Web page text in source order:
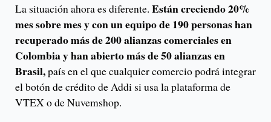
La situación ahora es diferente. Están creciendo 20%
mes sobre mes y con un equipo de 190 personas han
recuperado más de 200 alianzas comerciales en
Colombia y han abierto más de 50 alianzas en
Brasil,país en el que cualquier comercio podrá integrar
el botón de crédito de Addi si usa la plataforma de
VTEX o de Nuvemshop.